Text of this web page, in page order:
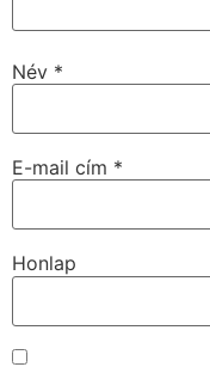
Név *
E-mail cím *
Honlap